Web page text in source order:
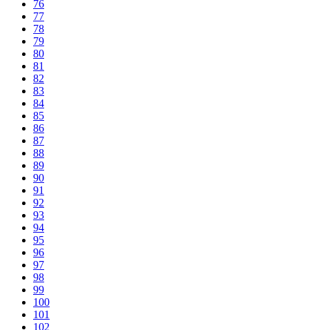
76
77
78
79
80
81
82
83
84
85
86
87
88
89
90
91
92
93
94
95
96
97
98
99
100
101
102